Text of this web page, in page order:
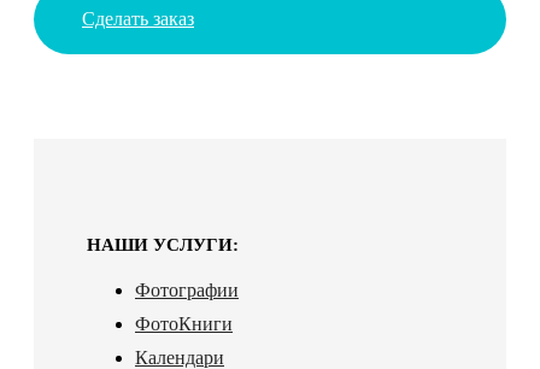
Сделать заказ
НАШИ УСЛУГИ:
Фотографии
ФотоКниги
Календари